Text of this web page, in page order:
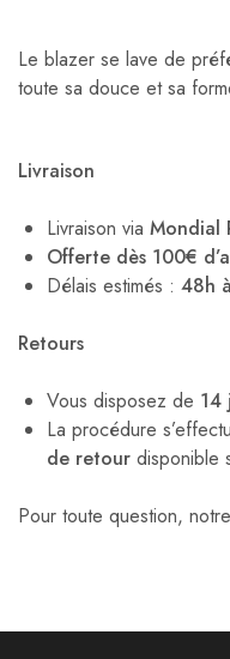
Le blazer se lave de
toute sa douce et sa
Livraison
Livraison via Mondial
Offerte dès 100€
Délais estimés : 48h
Retours
Vous disposez de 14
La procédure
de retour disponible
Pour toute question,